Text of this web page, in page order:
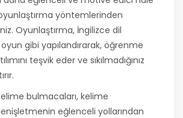
yöntemlerinden
Oyunlaştırma, İngilizce dil
gibi yapılandırarak, öğrenme
teşvik eder ve sıkılmadığınız
bulmacaları, kelime
genişletmenin eğlenceli yollarından